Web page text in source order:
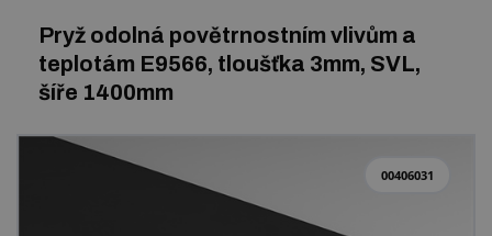
Profily a výroba těsnění
Technické plasty
Dopravníkové pásy a montáž
Zlepšení pracovního prostředí
Pryž odolná povětrnostním vlivům a
teplotám E9566, tloušťka 3mm, SVL,
šíře 1400mm
00406031